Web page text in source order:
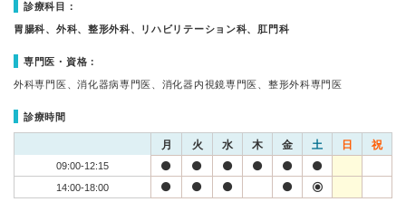
診療科目：
胃腸科、外科、整形外科、リハビリテーション科、肛門科
専門医・資格：
外科専門医、消化器病専門医、消化器内視鏡専門医、整形外科専門医
診療時間
月 火 水 木 金 土 日 祝
09:00-12:15
14:00-18:00